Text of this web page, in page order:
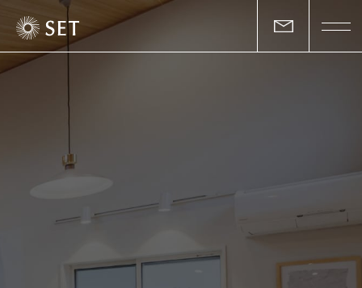
物件一覧
お客様の声